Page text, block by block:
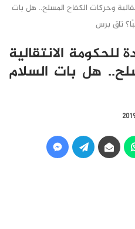
وحركات الكفاح المسلح.. هل بات
تاق برس
الانتقالية
هل بات السلام